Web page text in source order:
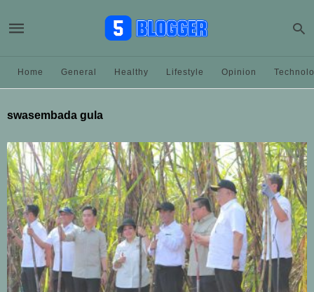
Home General Healthy Lifestyle Opinion
swasembada gula